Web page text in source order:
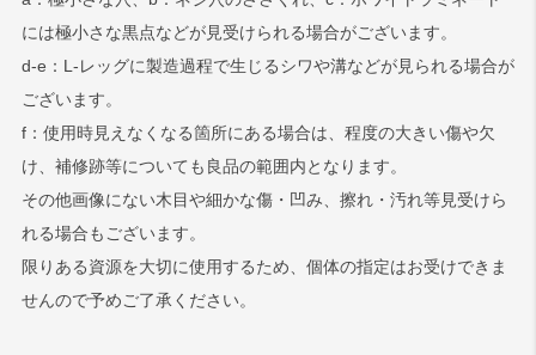
には極小さな黒点などが見受けられる場合がございます。
d-e：L-レッグに製造過程で生じるシワや溝などが見られる場合が
ございます。
f：使用時見えなくなる箇所にある場合は、程度の大きい傷や欠
け、補修跡等についても良品の範囲内となります。
その他画像にない木目や細かな傷・凹み、擦れ・汚れ等見受けら
れる場合もございます。
限りある資源を大切に使用するため、個体の指定はお受けできま
せんので予めご了承ください。